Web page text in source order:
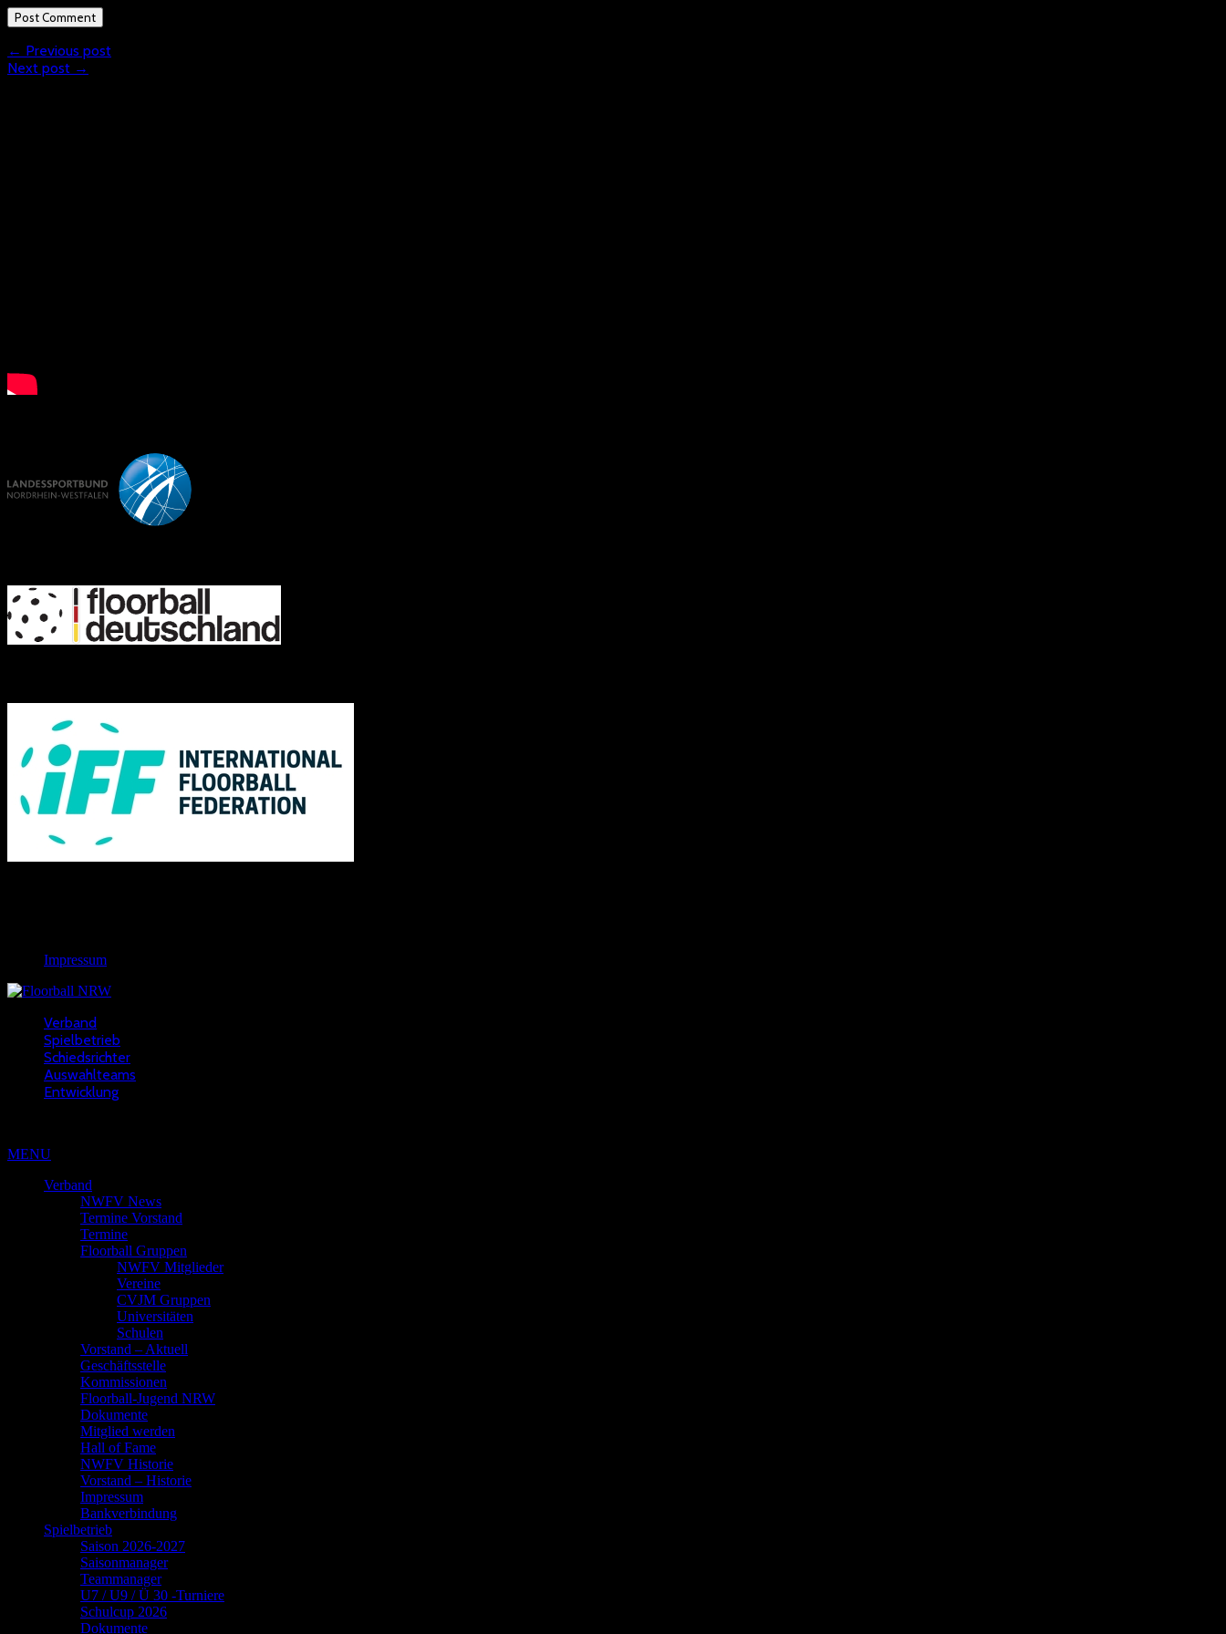
← Previous post
Next post →
Impressum
Verband
Spielbetrieb
Schiedsrichter
Auswahlteams
Entwicklung
MENU
Verband
NWFV News
Termine Vorstand
Termine
Floorball Gruppen
NWFV Mitglieder
Vereine
CVJM Gruppen
Universitäten
Schulen
Vorstand – Aktuell
Geschäftsstelle
Kommissionen
Floorball-Jugend NRW
Dokumente
Mitglied werden
Hall of Fame
NWFV Historie
Vorstand – Historie
Impressum
Bankverbindung
Spielbetrieb
Saison 2026-2027
Saisonmanager
Teammanager
U7 / U9 / Ü 30 -Turniere
Schulcup 2026
Dokumente